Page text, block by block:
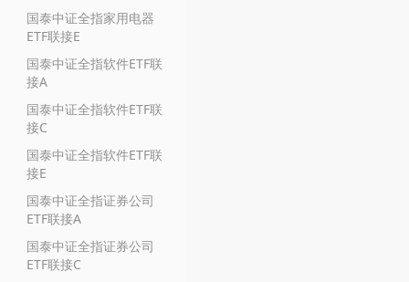
国泰中证全指家用电器
ETF联接E
国泰中证全指软件ETF联
接A
国泰中证全指软件ETF联
接C
国泰中证全指软件ETF联
接E
国泰中证全指证券公司
ETF联接A
国泰中证全指证券公司
ETF联接C